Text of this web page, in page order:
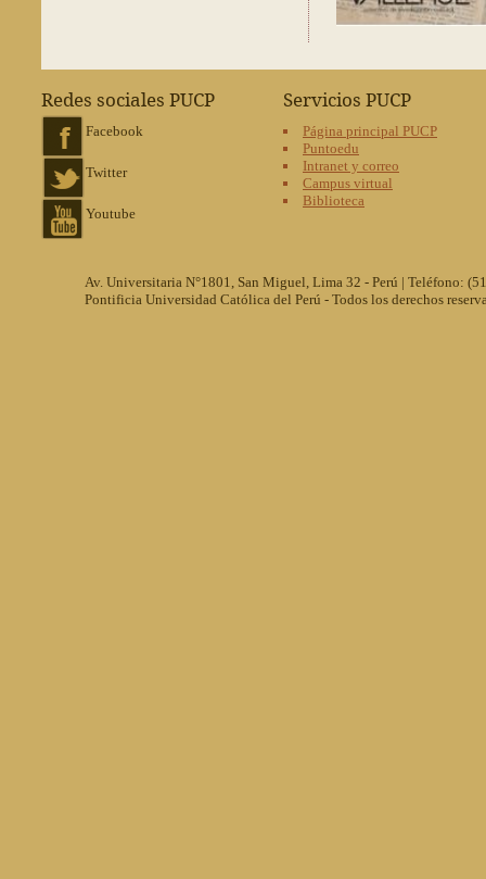
Redes sociales PUCP
Facebook
Twitter
Youtube
Servicios PUCP
Página principal PUCP
Puntoedu
Intranet y correo
Campus virtual
Biblioteca
Av. Universitaria N°1801, San Miguel, Lima 32 - Perú | Teléfono:
Pontificia Universidad Católica del Perú - Todos los derechos